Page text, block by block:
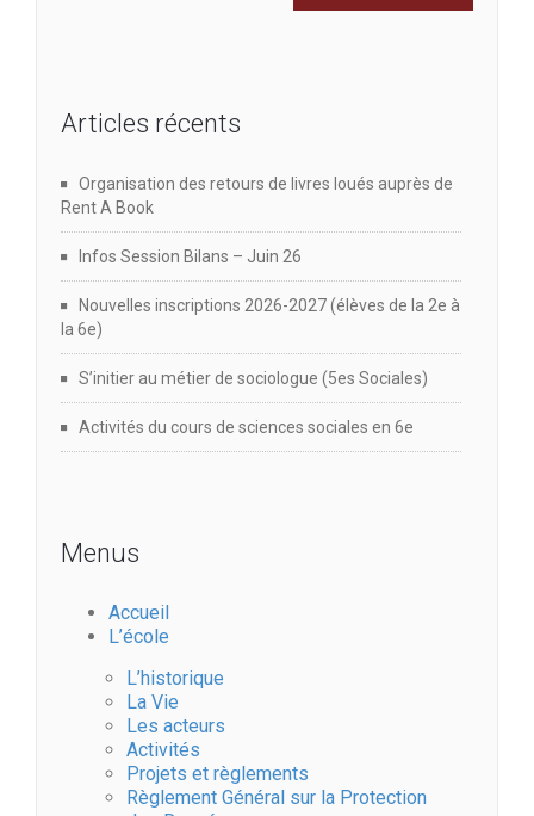
Articles récents
Organisation des retours de livres loués auprès de
Rent A Book
Infos Session Bilans – Juin 26
Nouvelles inscriptions 2026-2027 (élèves de la 2e à
la 6e)
S’initier au métier de sociologue (5es Sociales)
Activités du cours de sciences sociales en 6e
Menus
Accueil
L’école
L’historique
La Vie
Les acteurs
Activités
Projets et règlements
Règlement Général sur la Protection